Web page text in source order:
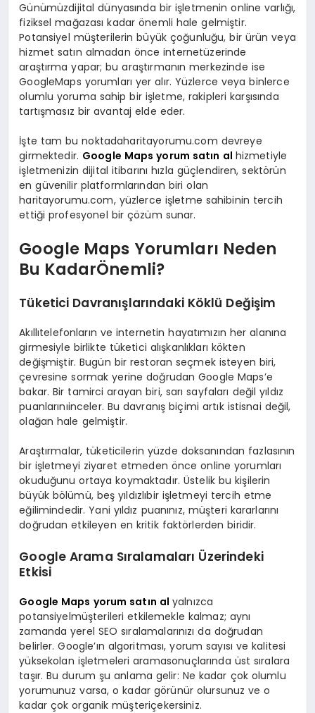
Günümüzdijital dünyasında bir işletmenin online varlığı,
fiziksel mağazası kadar önemli hale gelmiştir.
Potansiyel müşterilerin büyük çoğunluğu, bir ürün veya
hizmet satın almadan önce internetüzerinde
araştırma yapar; bu araştırmanın merkezinde ise
GoogleMaps yorumları yer alır. Yüzlerce veya binlerce
olumlu yoruma sahip bir işletme, rakipleri karşısında
tartışmasız bir avantaj elde eder.
İşte tam bu noktadaharitayorumu.com devreye
girmektedir. Google Maps yorum satın al hizmetiyle
işletmenizin dijital itibarını hızla güçlendiren, sektörün
en güvenilir platformlarından biri olan
haritayorumu.com, yüzlerce işletme sahibinin tercih
ettiği profesyonel bir çözüm sunar.
Google Maps Yorumları Neden
Bu KadarÖnemli?
Tüketici Davranışlarındaki Köklü Değişim
Akıllıtelefonların ve internetin hayatımızın her alanına
girmesiyle birlikte tüketici alışkanlıkları kökten
değişmiştir. Bugün bir restoran seçmek isteyen biri,
çevresine sormak yerine doğrudan Google Maps’e
bakar. Bir tamirci arayan biri, sarı sayfaları değil yıldız
puanlarınıinceler. Bu davranış biçimi artık istisnai değil,
olağan hale gelmiştir.
Araştırmalar, tüketicilerin yüzde doksanından fazlasının
bir işletmeyi ziyaret etmeden önce online yorumları
okuduğunu ortaya koymaktadır. Üstelik bu kişilerin
büyük bölümü, beş yıldızlıbir işletmeyi tercih etme
eğilimindedir. Yani yıldız puanınız, müşteri kararlarını
doğrudan etkileyen en kritik faktörlerden biridir.
Google Arama Sıralamaları Üzerindeki
Etkisi
Google Maps yorum satın al yalnızca
potansiyelmüşterileri etkilemekle kalmaz; aynı
zamanda yerel SEO sıralamalarınızı da doğrudan
belirler. Google’ın algoritması, yorum sayısı ve kalitesi
yüksekolan işletmeleri aramasonuçlarında üst sıralara
taşır. Bu durum şu anlama gelir: Ne kadar çok olumlu
yorumunuz varsa, o kadar görünür olursunuz ve o
kadar çok organik müşteriçekersiniz.